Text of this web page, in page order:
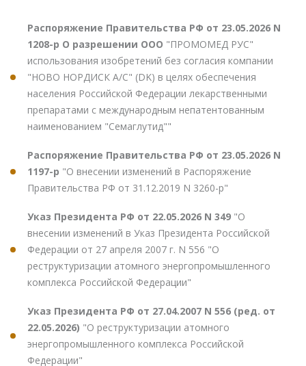
Распоряжение Правительства РФ от 23.05.2026 N
1208-р О разрешении ООО "ПРОМОМЕД РУС"
использования изобретений без согласия компании
"НОВО НОРДИСК А/С" (DK) в целях обеспечения
населения Российской Федерации лекарственными
препаратами с международным непатентованным
наименованием "Семаглутид""
Распоряжение Правительства РФ от 23.05.2026 N
1197-р "О внесении изменений в Распоряжение
Правительства РФ от 31.12.2019 N 3260-р"
Указ Президента РФ от 22.05.2026 N 349 "О
внесении изменений в Указ Президента Российской
Федерации от 27 апреля 2007 г. N 556 "О
реструктуризации атомного энергопромышленного
комплекса Российской Федерации"
Указ Президента РФ от 27.04.2007 N 556 (ред. от
22.05.2026) "О реструктуризации атомного
энергопромышленного комплекса Российской
Федерации"